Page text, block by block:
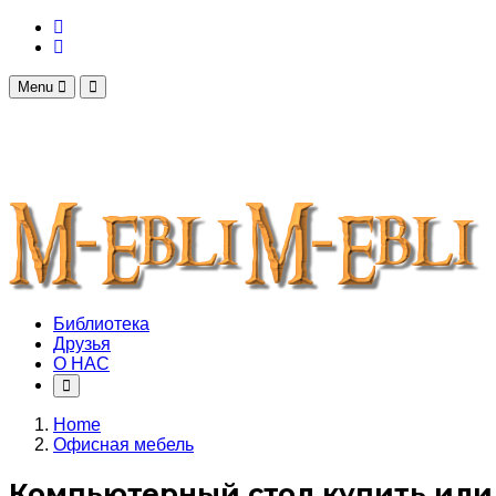
Menu
Библиотека
Друзья
О НАС
Home
Офисная мебель